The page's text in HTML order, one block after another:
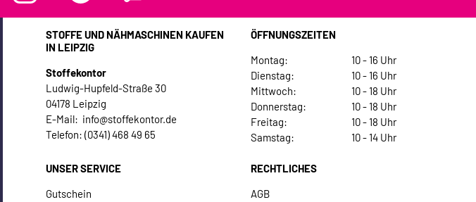
STOFFE UND NÄHMASCHINEN KAUFEN
IN LEIPZIG
Stoffekontor
Ludwig-Hupfeld-Straße 30
04178 Leipzig
E-Mail: info@stoffekontor.de
Telefon: (0341) 468 49 65
ÖFFNUNGSZEITEN
Montag:
10 - 16 Uhr
Dienstag:
10 - 16 Uhr
Mittwoch:
10 - 18 Uhr
Donnerstag:
10 - 18 Uhr
Freitag:
10 - 18 Uhr
Samstag:
10 - 14 Uhr
UNSER SERVICE
Gutschein
RECHTLICHES
AGB